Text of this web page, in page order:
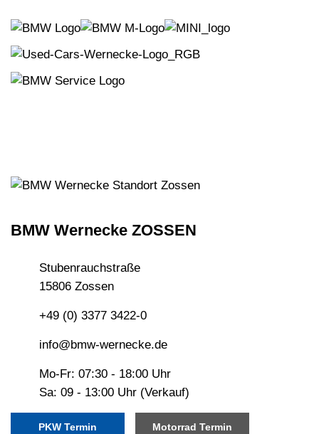
BMW Wernecke ZOSSEN
Stubenrauchstraße
15806 Zossen
+49 (0) 3377 3422-0
info@bmw-wernecke.de
Mo-Fr: 07:30 - 18:00 Uhr
Sa: 09 - 13:00 Uhr (Verkauf)
PKW Termin Motorrad Termin